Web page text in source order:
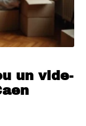
un vide-